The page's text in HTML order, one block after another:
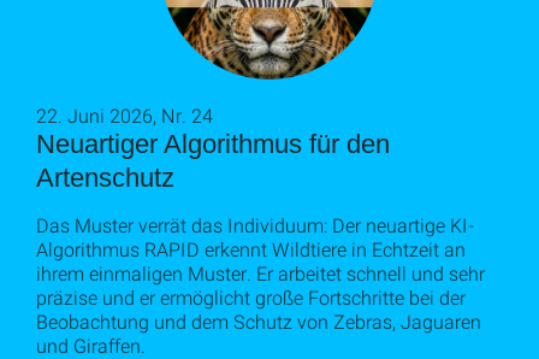
Neuartiger Algorithmus für den
Artenschutz
22. Juni 2026, Nr. 24
Das Muster verrät das Individuum: Der neuartige KI-
Algorithmus RAPID erkennt Wildtiere in Echtzeit an
ihrem einmaligen Muster. Er arbeitet schnell und sehr
präzise und er ermöglicht große Fortschritte bei der
Beobachtung und dem Schutz von Zebras, Jaguaren
und Giraffen.